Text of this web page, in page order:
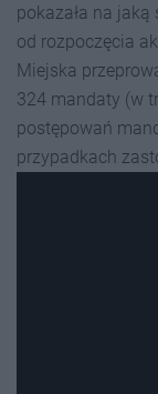
pokazała na
od rozpoczęcia
Miejska
324 mandaty (w
postępowań
przypadkach